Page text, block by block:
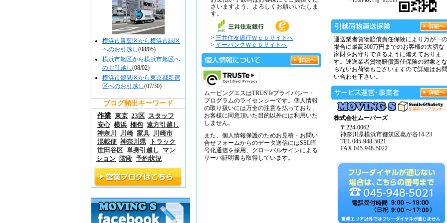
さいますよう、よろしくお願いいたしま
す。
> 三井住友銀行Ｗｅｂサイトへ
> イーバンクＷｅｂサイトへ
ムービングエスはTRUSTeプライバシー・
プログラムのライセンシーです。個人情報
の取り扱いには万全の注意を払っており、
お客様に同意頂いた目的以外には利用いた
しません。
また、個人情報保護のためお見積・お問い
合せフォームからのデータ送信にはSSL暗
号化通信を採用、グローバルサインによる
サーバ証明書も取得しています。
運送業者貨物賠償責任保険により万が一の
場合に最高300万円までのお客様の大切な
家財をお守りできるように備えておりま
す。運送業者貨物賠償責任保険の対象とな
らないお荷物もございますので詳細はお問
い合わせ下さい。
株式会社ムーバーズ
〒224-0062
神奈川県横浜市都筑区葛が谷14-23
TEL 045-948-5021
FAX 045-948-5022
横浜市青葉区から横浜市緑区
へのお引越し(08/05)
横浜市旭区から横浜市旭区へ
のお引越し(08/02)
横浜市鶴見区から東京都新宿
区へのお引越し(07/30)
ブログ頻出キーワード
作業 東京 23区 スタッフ
安心 横浜 梱包 遠方引越し
神奈川
川崎 家具 川崎市
混載便 神奈川県
トラック
世田谷区 単身引越し
マン
ション
階段 予約状況